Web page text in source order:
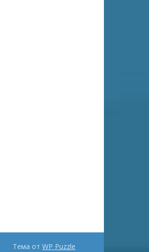
Тема от WP Puzzle